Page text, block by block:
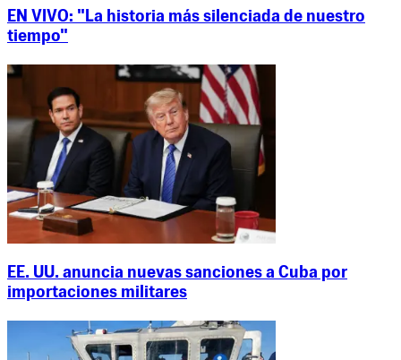
EN VIVO: "La historia más silenciada de nuestro
tiempo"
EE. UU. anuncia nuevas sanciones a Cuba por
importaciones militares